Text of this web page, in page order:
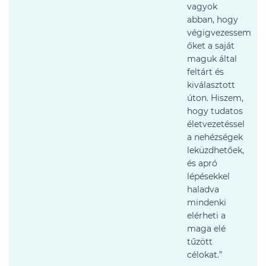
vagyok
abban, hogy
végigvezessem
őket a saját
maguk által
feltárt és
kiválasztott
úton. Hiszem,
hogy tudatos
életvezetéssel
a nehézségek
leküzdhetőek,
és apró
lépésekkel
haladva
mindenki
elérheti a
maga elé
tűzött
célokat.”